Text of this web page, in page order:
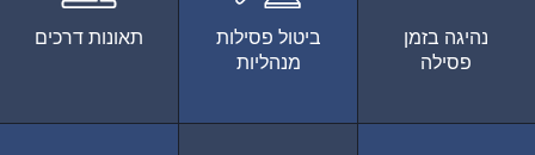
נהיגה בזמן
פסילה
ביטול פסילות
מנהליות
תאונות דרכים